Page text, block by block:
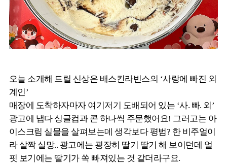
오늘 소개해 드릴 신상은 배스킨라빈스의 ‘사랑에 빠진 외
계인’
매장에 도착하자마자 여기저기 도배되어 있는 ‘사. 빠. 외’
광고에 냅다 싱글컵과 콘 하나씩 주문했어요! 그러고는 아
이스크림 실물을 살펴보는데 생각보다 평범? 한 비주얼이
라 살짝 실망.. 광고에는 굉장히 딸기 딸기 해 보이던데 얼
핏 보기에는 딸기가 쏙 빠져있는 것 같더라구요.